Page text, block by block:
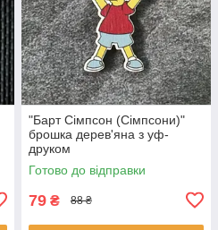
"Барт Сімпсон (Сімпсони)"
брошка дерев'яна з уф-
друком
Готово до відправки
79 ₴ 88 ₴